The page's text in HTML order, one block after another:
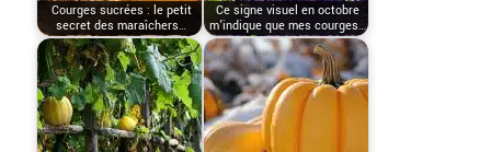
Courges sucrées : le petit
secret des maraîchers…
Ce signe visuel en octobre
m’indique que mes courges…